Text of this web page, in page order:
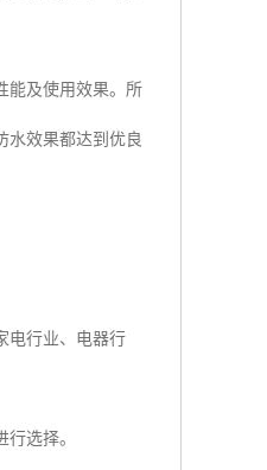
能及使用效果。所
水效果都达到优良
电行业、电器行
选择。